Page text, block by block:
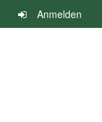
Navigation
überspringen
Anmelden